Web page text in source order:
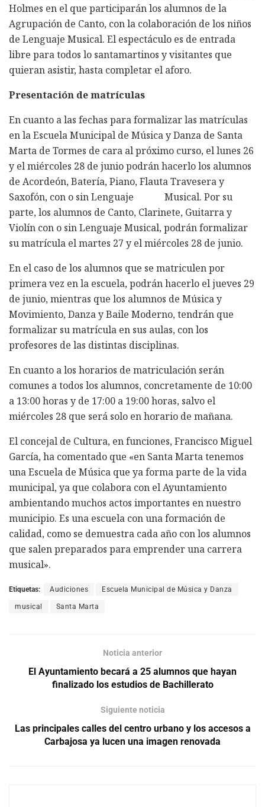
Holmes en el que participarán los alumnos de la
Agrupación de Canto, con la colaboración de los niños
de Lenguaje Musical. El espectáculo es de entrada
libre para todos lo santamartinos y visitantes que
quieran asistir, hasta completar el aforo.
Presentación de matrículas
En cuanto a las fechas para formalizar las matrículas
en la Escuela Municipal de Música y Danza de Santa
Marta de Tormes de cara al próximo curso, el lunes 26
y el miércoles 28 de junio podrán hacerlo los alumnos
de Acordeón, Batería, Piano, Flauta Travesera y
Saxofón, con o sin Lenguaje Musical. Por su
parte, los alumnos de Canto, Clarinete, Guitarra y
Violín con o sin Lenguaje Musical, podrán formalizar
su matrícula el martes 27 y el miércoles 28 de junio.
En el caso de los alumnos que se matriculen por
primera vez en la escuela, podrán hacerlo el jueves 29
de junio, mientras que los alumnos de Música y
Movimiento, Danza y Baile Moderno, tendrán que
formalizar su matrícula en sus aulas, con los
profesores de las distintas disciplinas.
En cuanto a los horarios de matriculación serán
comunes a todos los alumnos, concretamente de 10:00
a 13:00 horas y de 17:00 a 19:00 horas, salvo el
miércoles 28 que será solo en horario de mañana.
El concejal de Cultura, en funciones, Francisco Miguel
García, ha comentado que «en Santa Marta tenemos
una Escuela de Música que ya forma parte de la vida
municipal, ya que colabora con el Ayuntamiento
ambientando muchos actos importantes en nuestro
municipio. Es una escuela con una formación de
calidad, como se demuestra cada año con los alumnos
que salen preparados para emprender una carrera
musical».
Etiquetas: Audiciones Escuela Municipal de Música y Danza
musical Santa Marta
Noticia anterior
El Ayuntamiento becará a 25 alumnos que hayan
finalizado los estudios de Bachillerato
Siguiente noticia
Las principales calles del centro urbano y los accesos a
Carbajosa ya lucen una imagen renovada